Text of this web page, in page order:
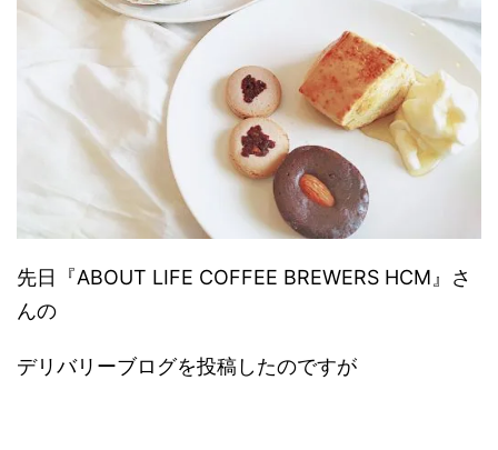
先日『ABOUT LIFE COFFEE BREWERS HCM』さ
んの
デリバリーブログを投稿したのですが